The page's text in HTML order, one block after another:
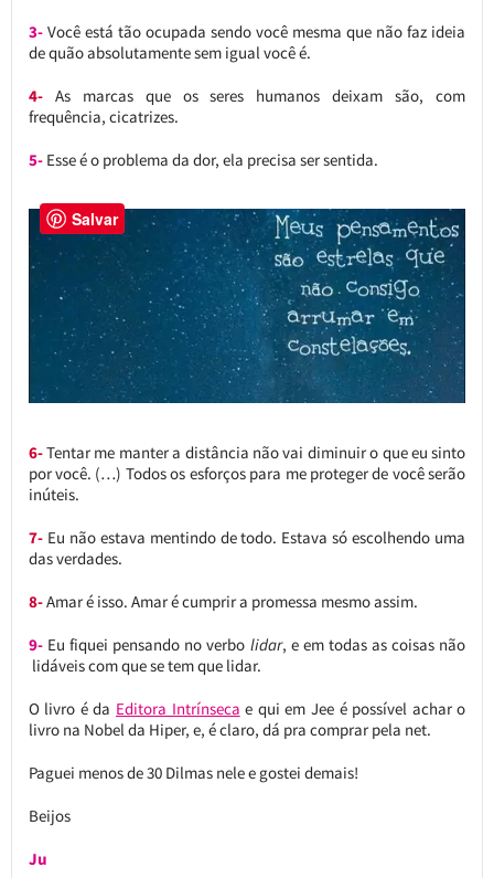
3- Você está tão ocupada sendo você mesma que não faz ideia
de quão absolutamente sem igual você é.
4- As marcas que os seres humanos deixam são, com
frequência, cicatrizes.
5-Esse é o problema da dor, ela precisa ser sentida.
6-Tentar me manter a distância não vai diminuir o que eu sinto
por você. (…) Todos os esforços para me proteger de você serão
inúteis.
7- Eu não estava mentindo de todo. Estava só escolhendo uma
das verdades.
8-Amar é isso. Amar é cumprir a promessa mesmo assim.
9- Eu fiquei pensando no verbo lidar, e em todas as coisas não
lidáveis com que se tem que lidar.
O livro é da Editora Intrínseca e qui em Jee é possível achar o
livro na Nobel da Hiper, e, é claro, dá pra comprar pela net.
Paguei menos de 30 Dilmas nele e gostei demais!
Beijos
Ju
Salvar